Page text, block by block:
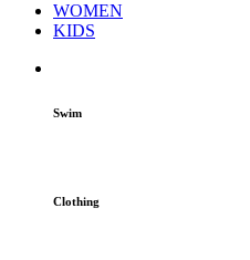
WOMEN
KIDS
Swim
Clothing